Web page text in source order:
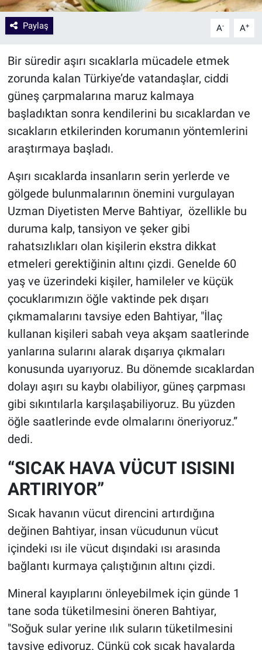
Paylaş A- A+
Bir süredir aşırı sıcaklarla mücadele etmek
zorunda kalan Türkiye’de vatandaşlar, ciddi
güneş çarpmalarına maruz kalmaya
başladıktan sonra kendilerini bu sıcaklardan ve
sıcakların etkilerinden korumanın yöntemlerini
araştırmaya başladı.
Aşırı sıcaklarda insanların serin yerlerde ve
gölgede bulunmalarının önemini vurgulayan
Uzman Diyetisten Merve Bahtiyar, özellikle bu
duruma kalp, tansiyon ve şeker gibi
rahatsızlıkları olan kişilerin ekstra dikkat
etmeleri gerektiğinin altını çizdi. Genelde 60
yaş ve üzerindeki kişiler, hamileler ve küçük
çocuklarımızın öğle vaktinde pek dışarı
çıkmamalarını tavsiye eden Bahtiyar, "İlaç
kullanan kişileri sabah veya akşam saatlerinde
yanlarına sularını alarak dışarıya çıkmaları
konusunda uyarıyoruz. Bu dönemde sıcaklardan
dolayı aşırı su kaybı olabiliyor, güneş çarpması
gibi sıkıntılarla karşılaşabiliyoruz. Bu yüzden
öğle saatlerinde evde olmalarını öneriyoruz.”
dedi.
“SICAK HAVA VÜCUT ISISINI
ARTIRIYOR”
Sıcak havanın vücut direncini artırdığına
değinen Bahtiyar, insan vücudunun vücut
içindeki ısı ile vücut dışındaki ısı arasında
bağlantı kurmaya çalıştığının altını çizdi.
Mineral kayıplarını önleyebilmek için günde 1
tane soda tüketilmesini öneren Bahtiyar,
"Soğuk sular yerine ılık suların tüketilmesini
tavsiye ediyoruz. Çünkü çok sıcak havalarda